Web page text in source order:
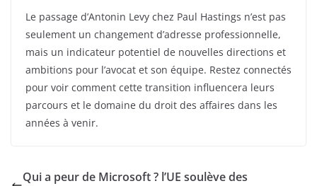
Le passage d’Antonin Levy chez Paul Hastings n’est pas
seulement un changement d’adresse professionnelle,
mais un indicateur potentiel de nouvelles directions et
ambitions pour l’avocat et son équipe. Restez connectés
pour voir comment cette transition influencera leurs
parcours et le domaine du droit des affaires dans les
années à venir.
Qui a peur de Microsoft ? l’UE soulève des